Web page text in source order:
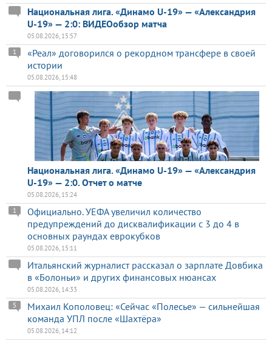
Национальная лига. «Динамо U-19» — «Александрия
U-19» — 2:0: ВИДЕОобзор матча
05.08.2026, 15:57
«Реал» договорился о рекордном трансфере в своей
истории
1
05.08.2026, 15:48
Национальная лига. «Динамо U-19» — «Александрия
U-19» — 2:0. Отчет о матче
05.08.2026, 15:24
Официально. УЕФА увеличил количество
предупреждений до дисквалификации с 3 до 4 в
основных раундах еврокубков
1
05.08.2026, 15:11
Итальянский журналист рассказал о зарплате Довбика
в «Болоньи» и других финансовых нюансах
05.08.2026, 14:33
Михаил Кополовец: «Сейчас «Полесье» — сильнейшая
команда УПЛ после «Шахтёра»
5
05.08.2026, 14:12